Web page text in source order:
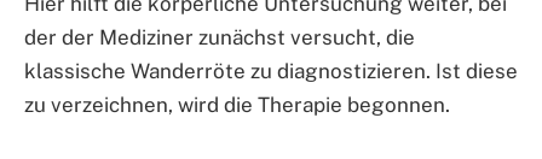
der der Mediziner zunächst versucht, die
klassische Wanderröte zu diagnostizieren. Ist diese
zu verzeichnen, wird die Therapie begonnen.